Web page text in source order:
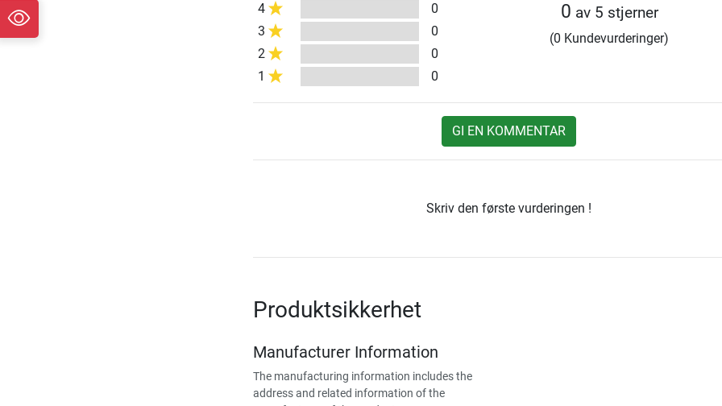
4
0
3
0
2
0
1
0
0 av 5 stjerner
(0 Kundevurderinger)
GI EN KOMMENTAR
Skriv den første vurderingen !
Produktsikkerhet
Manufacturer Information
The manufacturing information includes the
address and related information of the